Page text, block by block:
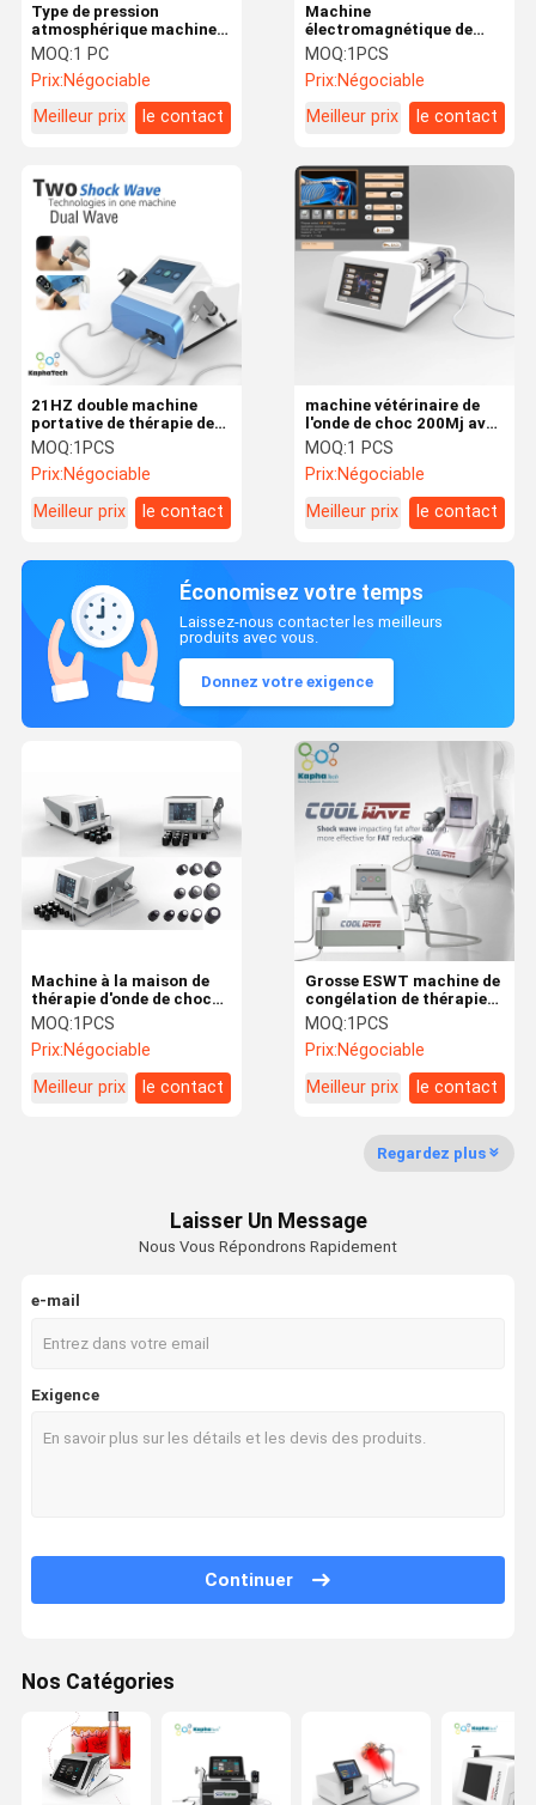
Maison Produits
Type de pression
atmosphérique machine
de thérapie d'ESWT pour
la diminution de cellulites
de Cryolipolysis
MOQ:1 PC
Prix:Négociable
Meilleur prix
le contact
Machine
électromagnétique de
thérapie de la vague 21HZ
double ESWT d'ED
MOQ:1PCS
Prix:Négociable
Meilleur prix
le contact
21HZ double machine
portative de thérapie de
la vague ESWT pour l'ED
MOQ:1PCS
Prix:Négociable
Meilleur prix
le contact
machine vétérinaire de
l'onde de choc 200Mj avec
les émetteurs 5pcs
MOQ:1 PCS
Prix:Négociable
Meilleur prix
le contact
Économisez votre temps
Laissez-nous contacter les meilleurs
produits avec vous.
Donnez votre exigence
Grosse ESWT machine de
congélation de thérapie
de 150MM Cryolipolysis
MOQ:1PCS
Prix:Négociable
Meilleur prix
le contact
Machine à la maison de
thérapie d'onde de choc
de conception d'écran
tactile pour le traitement
de dysfonctionnement
MOQ:1PCS
Prix:Négociable
Meilleur prix
le contact
Regardez plus
Laisser Un Message
Nous Vous Répondrons Rapidement
e-mail
Exigence
Continuer
Nos Catégories